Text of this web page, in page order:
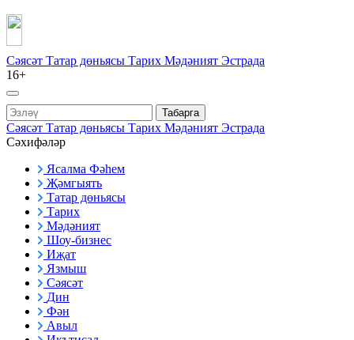
Сәясәт Татар дөньясы Тарих Мәдәният Эстрада
16+
Табарга
Сәясәт Татар дөньясы Тарих Мәдәният Эстрада
Сәхифәләр
Ясалма Фәһем
Җәмгыять
Татар дөньясы
Тарих
Мәдәният
Шоу-бизнес
Иҗат
Язмыш
Сәясәт
Дин
Фән
Авыл